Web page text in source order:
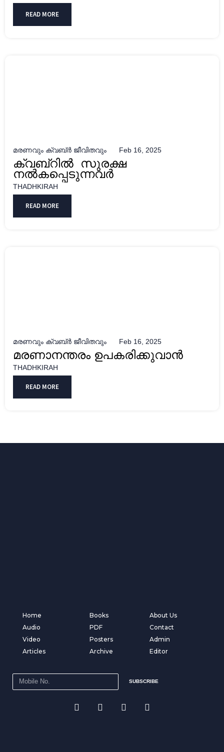
READ MORE
മരണവും ക്വബ്ർ ജീവിതവും Feb 16, 2025
ക്വബ്റിൽ സുരക്ഷ
നൽകപ്പെടുന്നവർ
THADHKIRAH
READ MORE
മരണവും ക്വബ്ർ ജീവിതവും Feb 16, 2025
മരണാനന്തരം ഉപകരിക്കുവാൻ
THADHKIRAH
READ MORE
Home
Audio
Video
Articles
Books
PDF
Posters
Archive
About Us
Contact
Admin
Editor
SUBSCRIBE